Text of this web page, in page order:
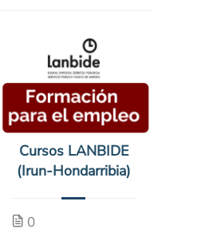
Cursos LANBIDE
(Irun-Hondarribia)
0